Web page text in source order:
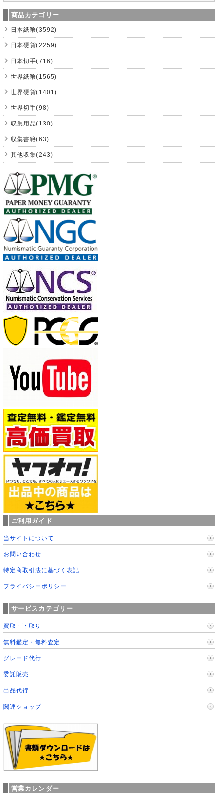
商品カテゴリー
日本紙幣(3592)
日本硬貨(2259)
日本切手(716)
世界紙幣(1565)
世界硬貨(1401)
世界切手(98)
収集用品(130)
収集書籍(63)
其他収集(243)
ご利用ガイド
当サイトについて
お問い合わせ
特定商取引法に基づく表記
プライバシーポリシー
サービスカテゴリー
買取・下取り
無料鑑定・無料査定
グレード代行
委託販売
出品代行
関連ショップ
営業カレンダー